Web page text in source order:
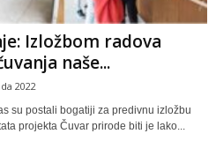
Izložbom radova
naše...
2022
su postali bogatiji za predivnu izložbu
projekta Čuvar prirode biti je lako...